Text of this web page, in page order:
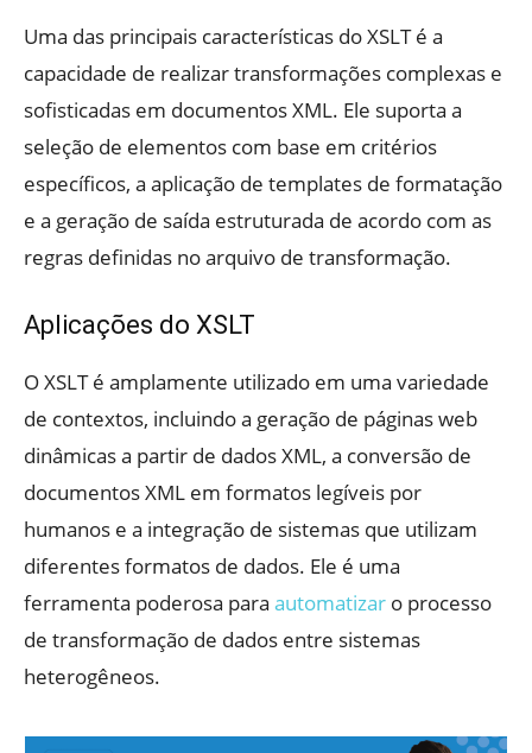
Uma das principais características do XSLT é a
capacidade de realizar transformações complexas e
sofisticadas em documentos XML. Ele suporta a
seleção de elementos com base em critérios
específicos, a aplicação de templates de formatação
e a geração de saída estruturada de acordo com as
regras definidas no arquivo de transformação.
Aplicações do XSLT
O XSLT é amplamente utilizado em uma variedade
de contextos, incluindo a geração de páginas web
dinâmicas a partir de dados XML, a conversão de
documentos XML em formatos legíveis por
humanos e a integração de sistemas que utilizam
diferentes formatos de dados. Ele é uma
ferramenta poderosa para automatizar o processo
de transformação de dados entre sistemas
heterogêneos.